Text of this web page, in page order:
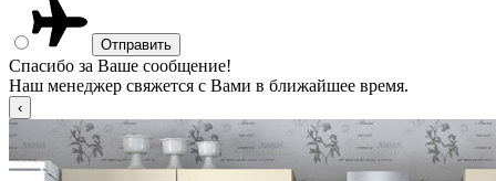
Спасибо за Ваше сообщение!
Наш менеджер свяжется с Вами в ближайшее время.